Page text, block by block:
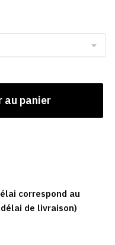
au panier
correspond au
de livraison)